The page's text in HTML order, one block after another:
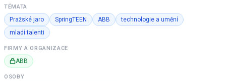
TÉMATA
Pražské jaro SpringTEEN ABB
technologie a umění
mladí talenti
FIRMY A ORGANIZACE
ABB
OSOBY